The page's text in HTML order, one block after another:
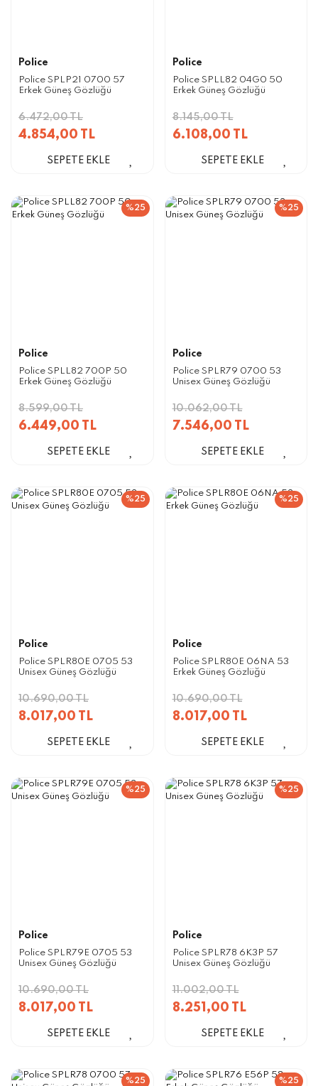
Police
Police SPLP21 0700 57
Erkek Güneş Gözlüğü
6.472,00 TL
4.854,00 TL
SEPETE EKLE
Police
Police SPLL82 04G0 50
Erkek Güneş Gözlüğü
8.145,00 TL
6.108,00 TL
SEPETE EKLE
%25
Police
Police SPLL82 700P 50
Erkek Güneş Gözlüğü
8.599,00 TL
6.449,00 TL
SEPETE EKLE
%25
Police
Police SPLR79 0700 53
Unisex Güneş Gözlüğü
10.062,00 TL
7.546,00 TL
SEPETE EKLE
%25
Police
Police SPLR80E 0705 53
Unisex Güneş Gözlüğü
10.690,00 TL
8.017,00 TL
SEPETE EKLE
%25
Police
Police SPLR80E 06NA 53
Erkek Güneş Gözlüğü
10.690,00 TL
8.017,00 TL
SEPETE EKLE
%25
Police
Police SPLR79E 0705 53
Unisex Güneş Gözlüğü
10.690,00 TL
8.017,00 TL
SEPETE EKLE
%25
Police
Police SPLR78 6K3P 57
Unisex Güneş Gözlüğü
11.002,00 TL
8.251,00 TL
SEPETE EKLE
%25 %25